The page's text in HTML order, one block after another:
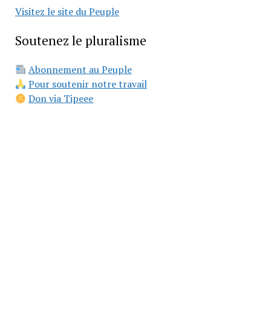
Visitez le site du Peuple
Soutenez le pluralisme
Abonnement au Peuple
Pour soutenir notre travail
Don via Tipeee